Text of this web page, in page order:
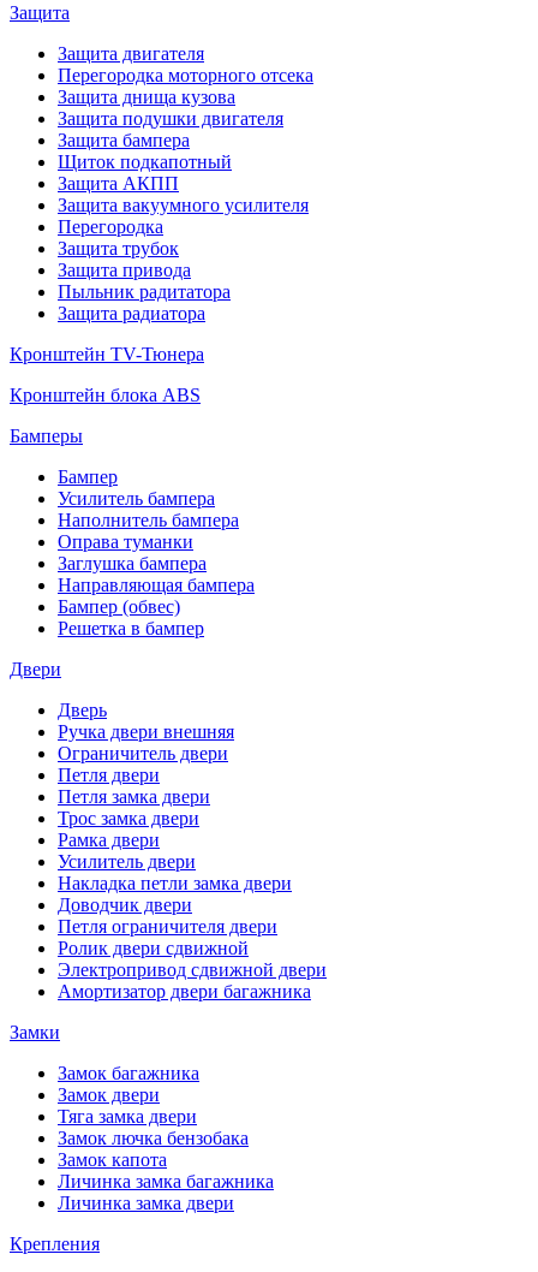
Защита
Защита двигателя
Перегородка моторного отсека
Защита днища кузова
Защита подушки двигателя
Защита бампера
Щиток подкапотный
Защита АКПП
Защита вакуумного усилителя
Перегородка
Защита трубок
Защита привода
Пыльник радитатора
Защита радиатора
Кронштейн TV-Тюнера
Кронштейн блока ABS
Бамперы
Бампер
Усилитель бампера
Наполнитель бампера
Оправа туманки
Заглушка бампера
Направляющая бампера
Бампер (обвес)
Решетка в бампер
Двери
Дверь
Ручка двери внешняя
Ограничитель двери
Петля двери
Петля замка двери
Трос замка двери
Рамка двери
Усилитель двери
Накладка петли замка двери
Доводчик двери
Петля ограничителя двери
Ролик двери сдвижной
Электропривод сдвижной двери
Амортизатор двери багажника
Замки
Замок багажника
Замок двери
Тяга замка двери
Замок лючка бензобака
Замок капота
Личинка замка багажника
Личинка замка двери
Крепления